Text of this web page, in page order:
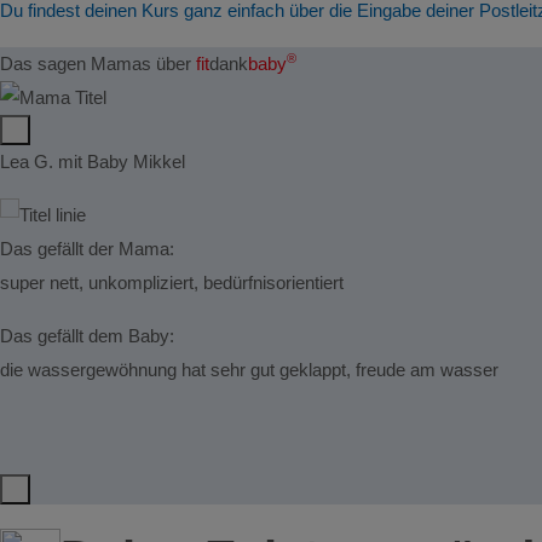
Du findest deinen Kurs ganz einfach über die Eingabe deiner
Das sagen Mamas über fitdankbaby®
Lea G. mit Baby Mikkel
Das gefällt der Mama:
super nett, unkompliziert, bedürfnisorientiert
Das gefällt dem Baby:
die wassergewöhnung hat sehr gut geklappt, freude am wasser